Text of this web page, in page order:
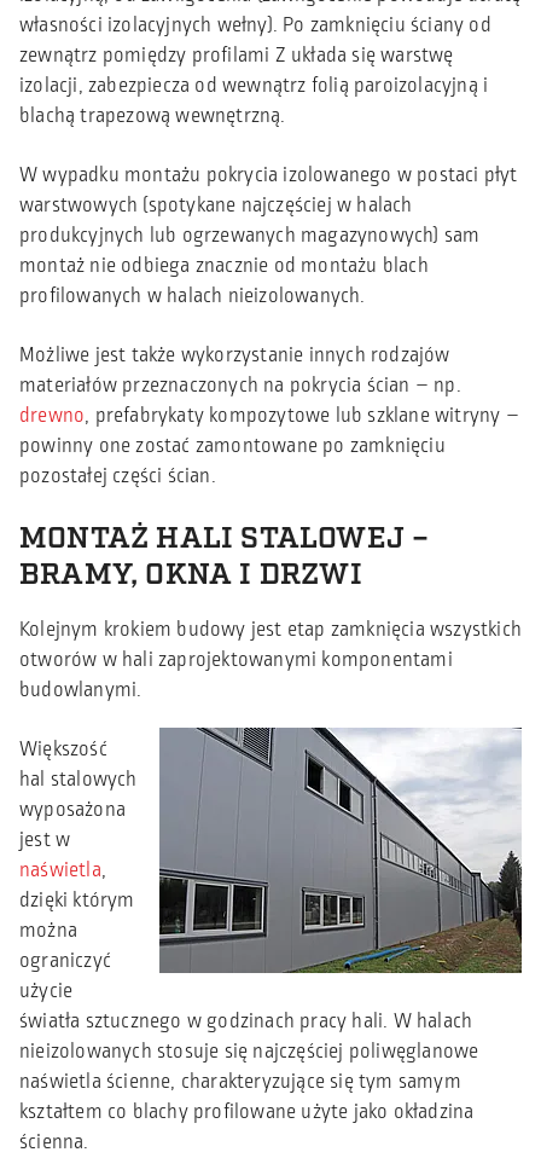
własności izolacyjnych wełny). Po zamknięciu ściany od
zewnątrz pomiędzy profilami Z układa się warstwę
izolacji, zabezpiecza od wewnątrz folią paroizolacyjną i
blachą trapezową wewnętrzną.
W wypadku montażu pokrycia izolowanego w postaci płyt
warstwowych (spotykane najczęściej w halach
produkcyjnych lub ogrzewanych magazynowych) sam
montaż nie odbiega znacznie od montażu blach
profilowanych w halach nieizolowanych.
Możliwe jest także wykorzystanie innych rodzajów
materiałów przeznaczonych na pokrycia ścian – np.
drewno, prefabrykaty kompozytowe lub szklane witryny –
powinny one zostać zamontowane po zamknięciu
pozostałej części ścian.
MONTAŻ HALI STALOWEJ –
BRAMY, OKNA I DRZWI
Kolejnym krokiem budowy jest etap zamknięcia wszystkich
otworów w hali zaprojektowanymi komponentami
budowlanymi.
Większość
hal stalowych
wyposażona
jest w
naświetla,
dzięki którym
można
ograniczyć
użycie
światła sztucznego w godzinach pracy hali. W halach
nieizolowanych stosuje się najczęściej poliwęglanowe
naświetla ścienne, charakteryzujące się tym samym
kształtem co blachy profilowane użyte jako okładzina
ścienna.